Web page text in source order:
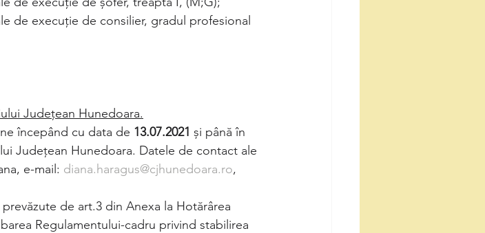
de execuție de consilier, gradul profesional
Judeţean Hunedoara.
începând cu data de 13.07.2021 și până în
Judeţean Hunedoara. Datele de contact ale
e-mail: diana.haragus@cjhunedoara.ro,
de art.3 din Anexa la Hotărârea
Regulamentului-cadru privind stabilirea